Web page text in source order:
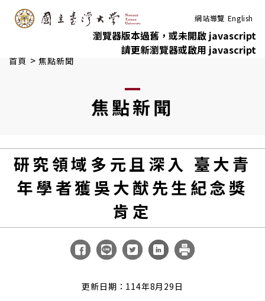
跳到主要內容 網站導覽 English
瀏覽器版本過舊，或未開啟 javascript
請更新瀏覽器或啟用 javascript
首頁 > 焦點新聞
焦點新聞
研究領域多元且深入 臺大青
年學者獲吳大猷先生紀念獎
肯定
更新日期：114年8月29日